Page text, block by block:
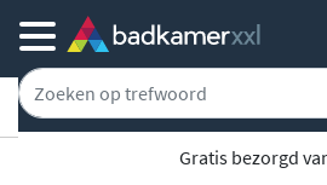
Gratis bezorgd